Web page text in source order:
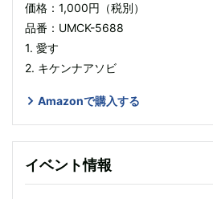
価格：1,000円（税別）
品番：UMCK-5688
1. 愛す
2. キケンナアソビ
Amazonで購入する
イベント情報